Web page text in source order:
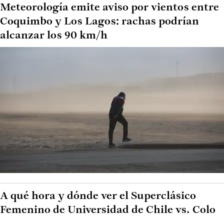
Meteorología emite aviso por vientos entre
Coquimbo y Los Lagos: rachas podrían
alcanzar los 90 km/h
A qué hora y dónde ver el Superclásico
Femenino de Universidad de Chile vs. Colo